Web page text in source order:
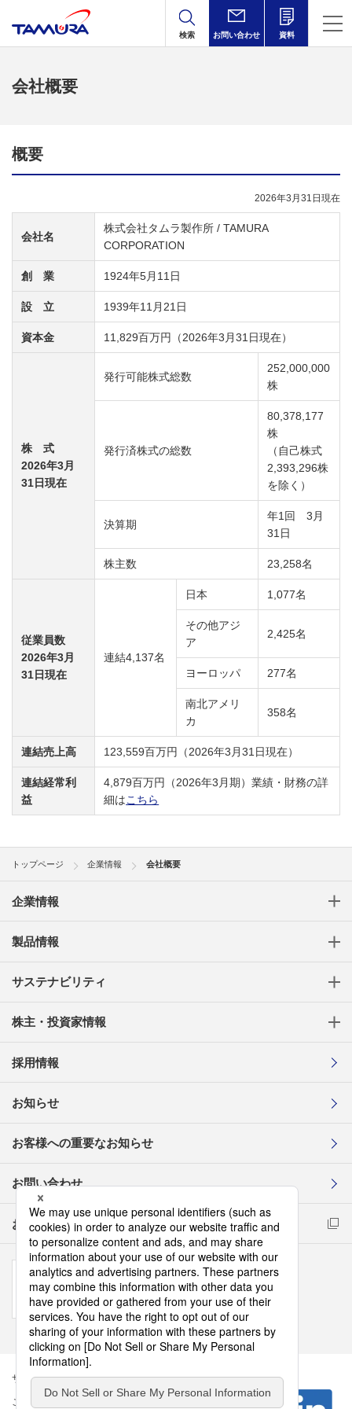
検索 お問い合わせ 資料
会社概要
概要
2026年3月31日現在
会社名
株式会社タムラ製作所 / TAMURA
CORPORATION
創 業 1924年5月11日
設 立 1939年11月21日
資本金 11,829百万円（2026年3月31日現在）
株 式
2026年3月
31日現在
発行可能株式総数
252,000,000
株
発行済株式の総数
80,378,177
株
（自己株式
2,393,296株
を除く）
決算期
年1回 3月
31日
株主数 23,258名
従業員数
2026年3月
31日現在
連結4,137名
日本 1,077名
その他アジ
ア
2,425名
ヨーロッパ 277名
南北アメリ
カ
358名
連結売上高 123,559百万円（2026年3月31日現在）
連結経常利
益
4,879百万円（2026年3月期）業績・財務の詳
細はこちら
トップページ 企業情報 会社概要
企業情報
製品情報
サステナビリティ
株主・投資家情報
採用情報
お知らせ
お客様への重要なお知らせ
お問い合わせ
お取引先様コンプライアンス通報窓口
サイトマップ
このサイトについて